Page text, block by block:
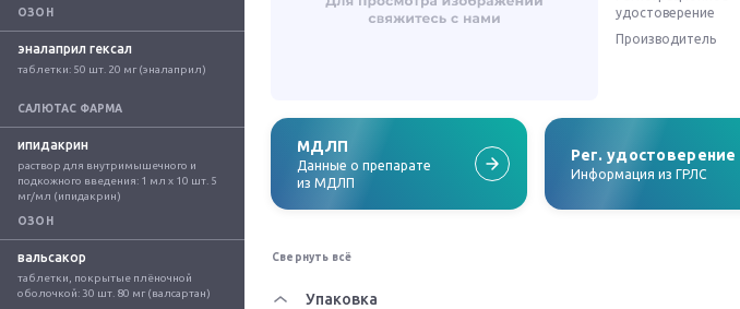
ОЗОН
эналаприл гексал
таблетки: 50 шт. 20 мг (эналаприл)
САЛЮТАС ФАРМА
ипидакрин
раствор для внутримышечного и
подкожного введения: 1 мл x 10 шт. 5
мг/мл (ипидакрин)
ОЗОН
вальсакор
таблетки, покрытые плёночной
оболочкой: 30 шт. 80 мг (валсартан)
удостоверение
Производитель
МДЛП
Данные о препарате
из МДЛП
Рег. удостоверение
Информация из ГРЛС
Свернуть всё
Упаковка